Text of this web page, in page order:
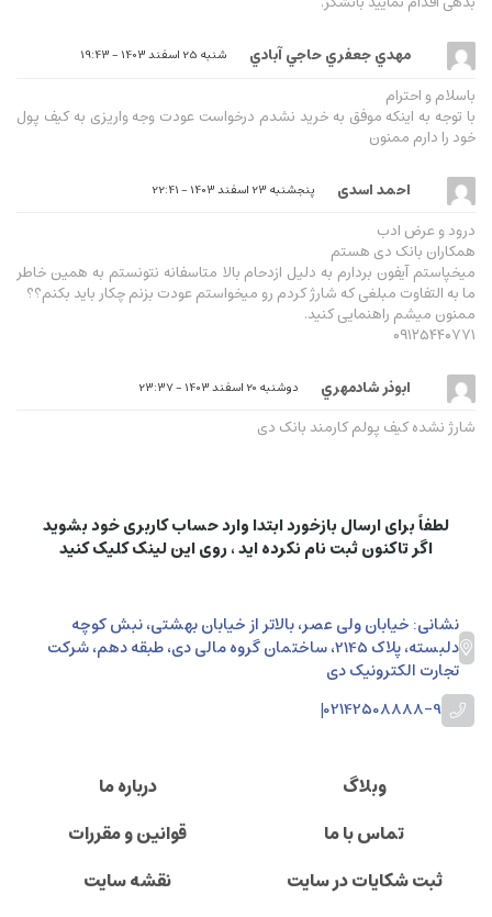
مهدي جعفري حاجي آبادي شنبه 25 اسفند 1403 - 19:43
باسلام و احترام
با توجه به اینکه موفق به خرید نشدم درخواست عودت وجه واریزی به کیف پول
خود را دارم ممنون
احمد اسدی پنجشنبه 23 اسفند 1403 - 22:41
درود و عرض ادب
همکاران بانک دی هستم
میخپاستم آیفون بردارم به دلیل ازدحام بالا متاسفانه نتونستم به همین خاطر
ما به التفاوت مبلغی که شارژ کردم رو میخواستم عودت بزنم چکار باید بکنم؟؟
ممنون میشم راهنمایی کنید.
۰۹۱۲۵۴۴۰۷۷۱
ابوذر شادمهري دوشنبه 20 اسفند 1403 - 23:37
شارژ نشده کیف پولم کارمند بانک دی
لطفاً برای ارسال بازخورد ابتدا وارد حساب کاربری خود بشوید
اگر تاکنون ثبت نام نکرده اید ، رویاین لینککلیک کنید
نشانی: خیابان ولی عصر، بالاتر از خیابان بهشتی، نبش کوچه
دلبسته، پلاک 2145، ساختمان گروه مالی دی، طبقه دهم، شرکت
تجارت الکترونیک دی
02142508888-9
|
وبلاگ
درباره ما
تماس با ما
قوانین و مقررات
ثبت شکایات در سایت
نقشه سایت